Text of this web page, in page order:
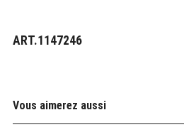
ART.1147246
Vous aimerez aussi